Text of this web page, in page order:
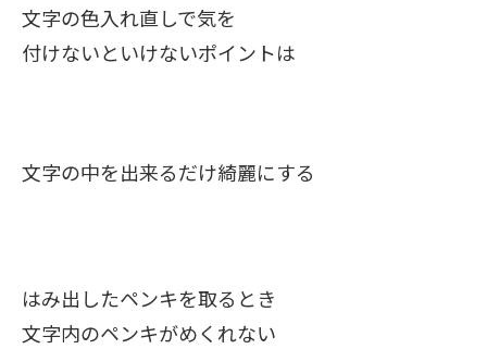
文字の色入れ直しで気を
付けないといけないポイントは
文字の中を出来るだけ綺麗にする
はみ出したペンキを取るとき
文字内のペンキがめくれない